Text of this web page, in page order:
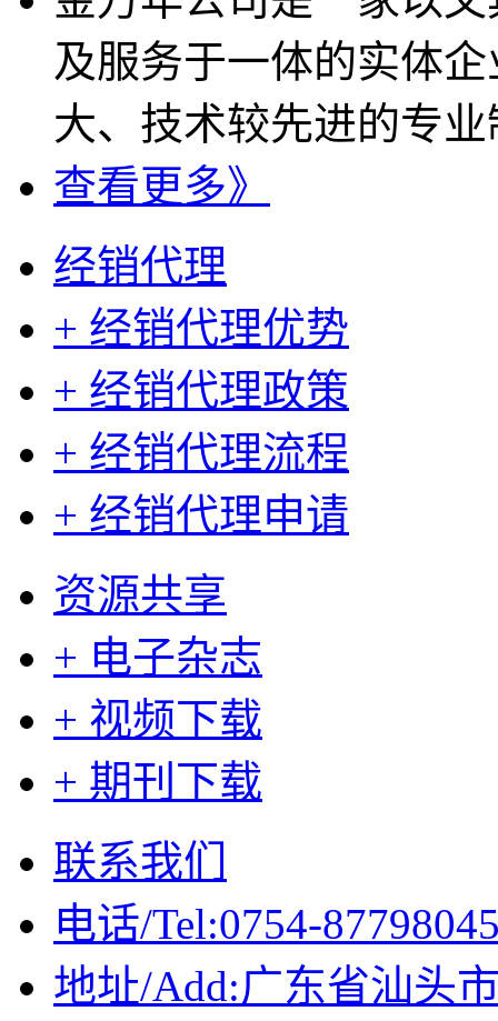
及服务于一体的实体
大、技术较先进的专
查看更多》
经销代理
+ 经销代理优势
+ 经销代理政策
+ 经销代理流程
+ 经销代理申请
资源共享
+ 电子杂志
+ 视频下载
+ 期刊下载
联系我们
电话/Tel:0754-
地址/Add:广东省汕头